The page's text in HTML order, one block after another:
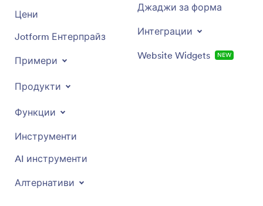
Цени
Jotform Ентерпрайз
Примери
Продукти
Функции
Инструменти
AI инструменти
Алтернативи
Джаджи за форма
Интеграции
Website Widgets NEW